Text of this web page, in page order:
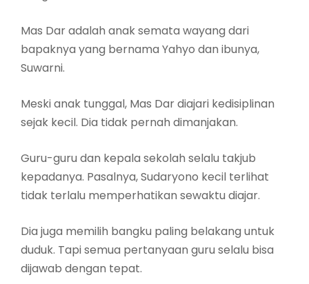
Mas Dar adalah anak semata wayang dari
bapaknya yang bernama Yahyo dan ibunya,
Suwarni.
Meski anak tunggal, Mas Dar diajari kedisiplinan
sejak kecil. Dia tidak pernah dimanjakan.
Guru-guru dan kepala sekolah selalu takjub
kepadanya. Pasalnya, Sudaryono kecil terlihat
tidak terlalu memperhatikan sewaktu diajar.
Dia juga memilih bangku paling belakang untuk
duduk. Tapi semua pertanyaan guru selalu bisa
dijawab dengan tepat.